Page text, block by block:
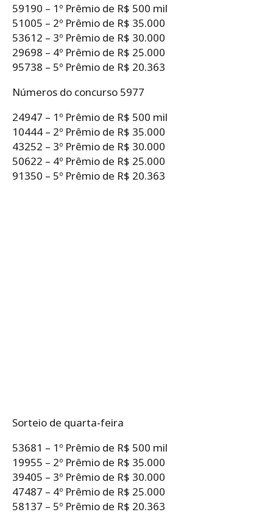
59190 – 1º Prêmio de R$ 500 mil
51005 – 2º Prêmio de R$ 35.000
53612 – 3º Prêmio de R$ 30.000
29698 – 4º Prêmio de R$ 25.000
95738 – 5º Prêmio de R$ 20.363
Números do concurso 5977
24947 – 1º Prêmio de R$ 500 mil
10444 – 2º Prêmio de R$ 35.000
43252 – 3º Prêmio de R$ 30.000
50622 – 4º Prêmio de R$ 25.000
91350 – 5º Prêmio de R$ 20.363
Sorteio de quarta-feira
53681 – 1º Prêmio de R$ 500 mil
19955 – 2º Prêmio de R$ 35.000
39405 – 3º Prêmio de R$ 30.000
47487 – 4º Prêmio de R$ 25.000
58137 – 5º Prêmio de R$ 20.363